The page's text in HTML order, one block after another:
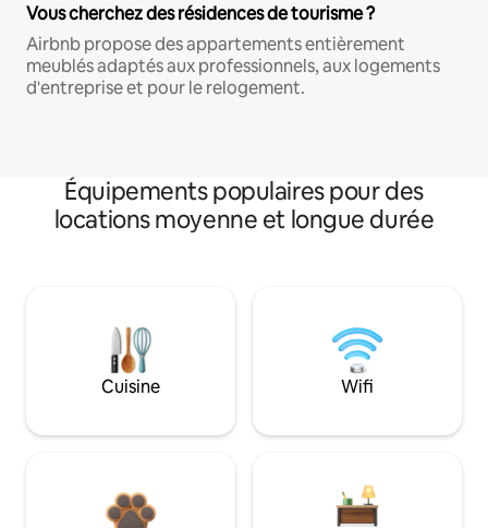
Vous cherchez des résidences de tourisme ?
Airbnb propose des appartements entièrement
meublés adaptés aux professionnels, aux logements
d'entreprise et pour le relogement.
Équipements populaires pour des
locations moyenne et longue durée
Cuisine Wifi